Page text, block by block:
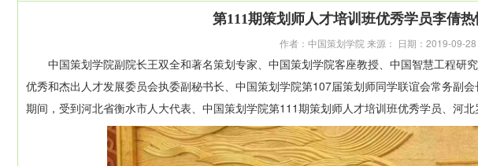
第111期策划师人才培训班优秀学员李倩
作者：中国策划学院 来源： 日期：2019-09-28
中国策划学院副院长王双全和著名策划专家、中国策划学院客座教授、中国智慧工程研
优秀和杰出人才发展委员会执委副秘书长、中国策划学院第107届策划师同学联谊会常务副
期间，受到河北省衡水市人大代表、中国策划学院第111期策划师人才培训班优秀学员、河